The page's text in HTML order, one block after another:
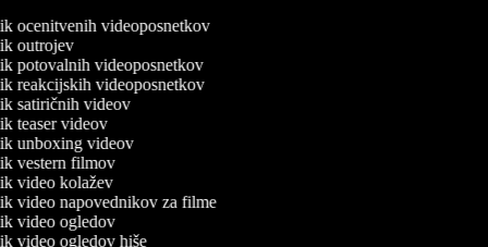
ocenitvenih videoposnetkov
outrojev
potovalnih videoposnetkov
reakcijskih videoposnetkov
satiričnih videov
teaser videov
unboxing videov
vestern filmov
video kolažev
video napovednikov za filme
video ogledov
video ogledov hiše